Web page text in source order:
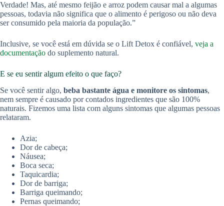
Verdade! Mas, até mesmo feijão e arroz podem causar mal a algumas
pessoas, todavia não significa que o alimento é perigoso ou não deva
ser consumido pela maioria da população.”
Inclusive, se você está em dúvida se o Lift Detox é confiável, veja a
documentação do suplemento natural.
E se eu sentir algum efeito o que faço?
Se você sentir algo, beba bastante água e monitore os sintomas,
nem sempre é causado por contados ingredientes que são 100%
naturais. Fizemos uma lista com alguns sintomas que algumas pessoas
relataram.
Azia;
Dor de cabeça;
Náusea;
Boca seca;
Taquicardia;
Dor de barriga;
Barriga queimando;
Pernas queimando;